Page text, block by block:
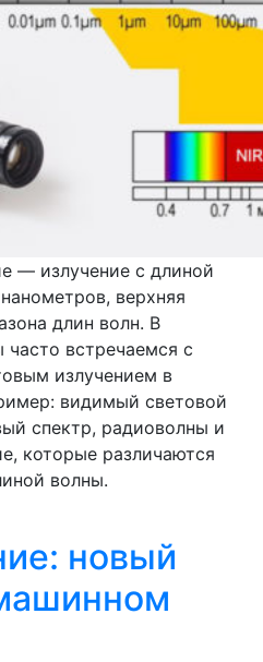
— излучение с длиной
верхняя
длин волн. В
встречаемся с
излучением в
видимый световой
спектр, радиоволны и
которые различаются
волны.
новый